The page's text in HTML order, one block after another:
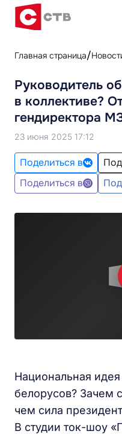
Главная страница
Руководитель
в коллективе?
гендиректора
23 июня 2025 17:12
Поделиться в
Поделиться в
Национальная идея
белорусов? Зачем
чем сила
В студии ток-шоу